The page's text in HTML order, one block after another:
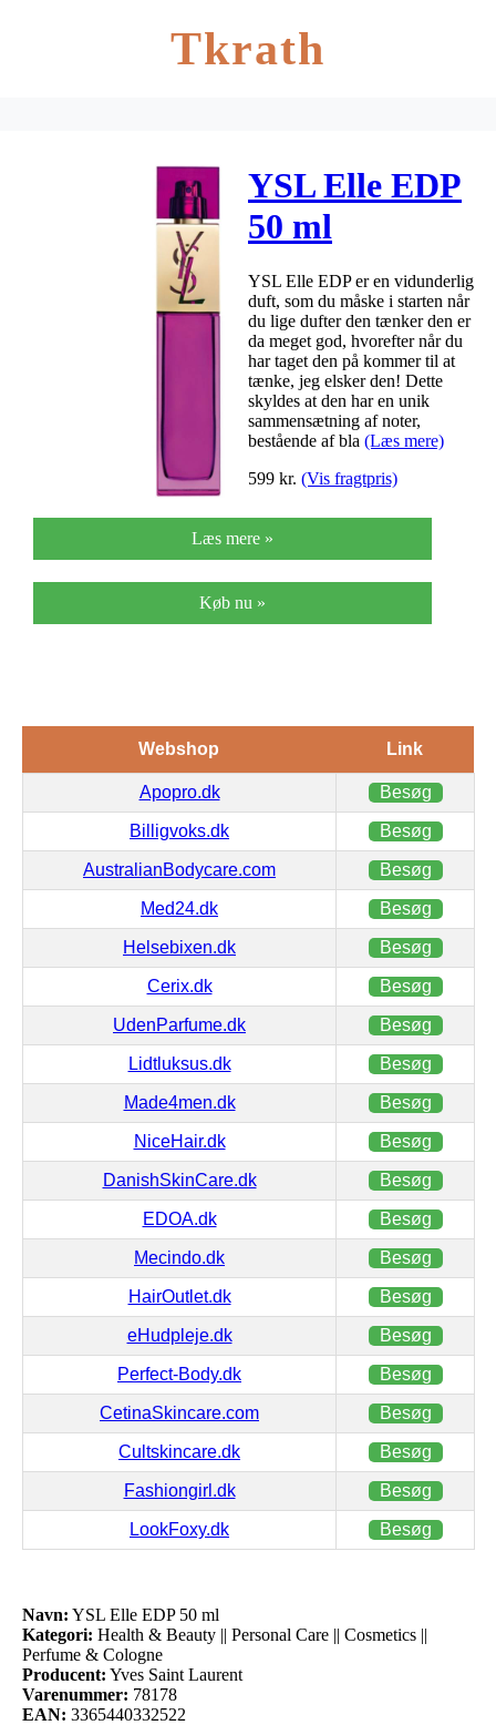
Tkrath
YSL Elle EDP
50 ml
YSL Elle EDP er en vidunderlig
duft, som du måske i starten når
du lige dufter den tænker den er
da meget god, hvorefter når du
har taget den på kommer til at
tænke, jeg elsker den! Dette
skyldes at den har en unik
sammensætning af noter,
bestående af bla (Læs mere)
599 kr. (Vis fragtpris)
Læs mere »
Køb nu »
Webshop Link
Apopro.dk Besøg
Billigvoks.dk Besøg
AustralianBodycare.com Besøg
Med24.dk Besøg
Helsebixen.dk Besøg
Cerix.dk Besøg
UdenParfume.dk Besøg
Lidtluksus.dk Besøg
Made4men.dk Besøg
NiceHair.dk Besøg
DanishSkinCare.dk Besøg
EDOA.dk Besøg
Mecindo.dk Besøg
HairOutlet.dk Besøg
eHudpleje.dk Besøg
Perfect-Body.dk Besøg
CetinaSkincare.com Besøg
Cultskincare.dk Besøg
Fashiongirl.dk Besøg
LookFoxy.dk Besøg
Navn: YSL Elle EDP 50 ml
Kategori: Health & Beauty || Personal Care || Cosmetics ||
Perfume & Cologne
Producent: Yves Saint Laurent
Varenummer: 78178
EAN: 3365440332522